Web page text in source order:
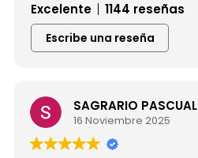
Excelente
1144 reseñas
Escribe una reseña
SAGRARIO PASCUAL RODRIGUEZ
16 Noviembre 2025